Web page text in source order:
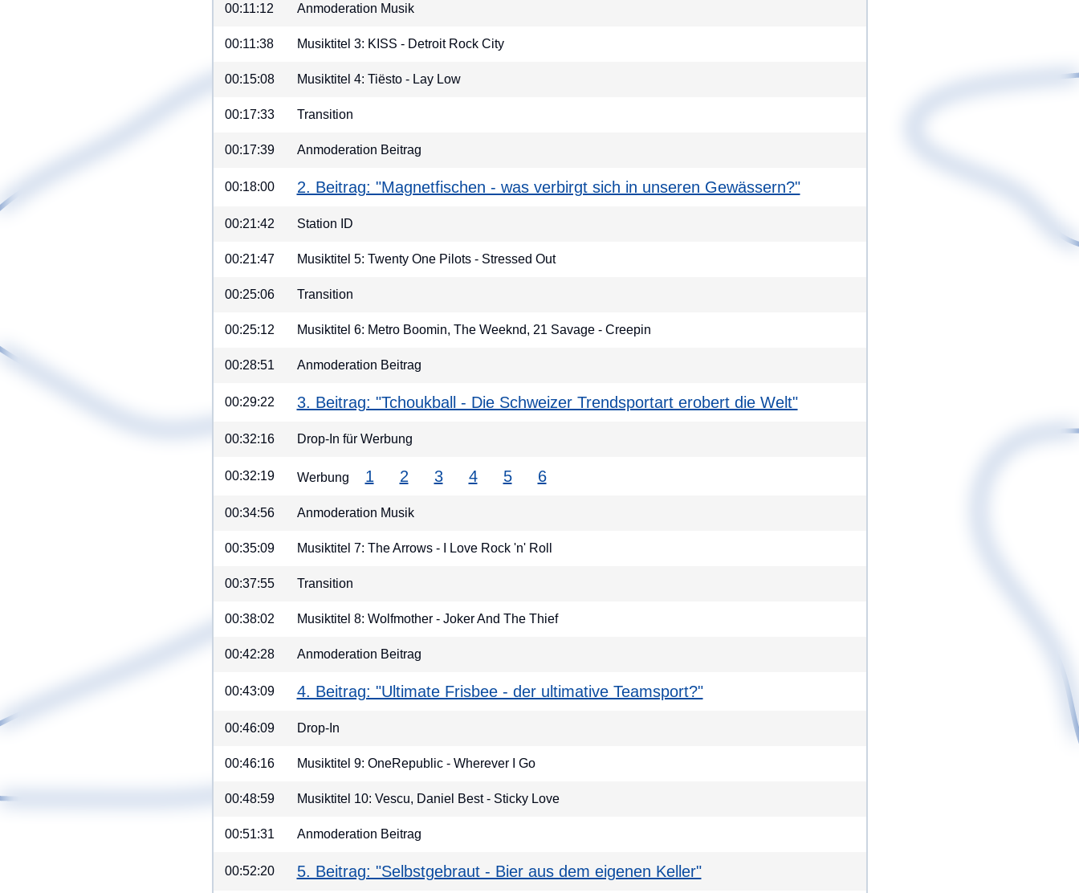
00:11:12 Anmoderation Musik
00:11:38 Musiktitel 3: KISS - Detroit Rock City
00:15:08 Musiktitel 4: Tiësto - Lay Low
00:17:33 Transition
00:17:39 Anmoderation Beitrag
00:18:00 2. Beitrag: "Magnetfischen - was verbirgt sich in unseren Gewässern?"
00:21:42 Station ID
00:21:47 Musiktitel 5: Twenty One Pilots - Stressed Out
00:25:06 Transition
00:25:12 Musiktitel 6: Metro Boomin, The Weeknd, 21 Savage - Creepin
00:28:51 Anmoderation Beitrag
00:29:22 3. Beitrag: "Tchoukball - Die Schweizer Trendsportart erobert die Welt"
00:32:16 Drop-In für Werbung
00:32:19 Werbung 1 2 3 4 5 6
00:34:56 Anmoderation Musik
00:35:09 Musiktitel 7: The Arrows - I Love Rock 'n' Roll
00:37:55 Transition
00:38:02 Musiktitel 8: Wolfmother - Joker And The Thief
00:42:28 Anmoderation Beitrag
00:43:09 4. Beitrag: "Ultimate Frisbee - der ultimative Teamsport?"
00:46:09 Drop-In
00:46:16 Musiktitel 9: OneRepublic - Wherever I Go
00:48:59 Musiktitel 10: Vescu, Daniel Best - Sticky Love
00:51:31 Anmoderation Beitrag
00:52:20 5. Beitrag: "Selbstgebraut - Bier aus dem eigenen Keller"